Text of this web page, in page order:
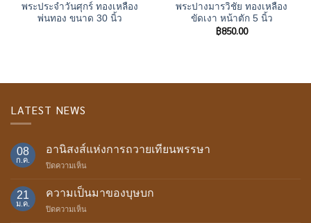
พระประจำวันศุกร์ ทองเหลือง
พ่นทอง ขนาด 30 นิ้ว
พระปางมารวิชัย ทองเหลือง
ขัดเงา หน้าตัก 5 นิ้ว
฿850.00
LATEST NEWS
08
ก.ค.
อานิสงส์แห่งการถวายเทียนพรรษา
ปิดความเห็น
ถวาย
21
ม.ค.
ความเป็นมาของบุษบก
ปิดความเห็น